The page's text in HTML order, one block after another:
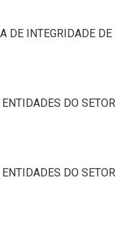
DE INTEGRIDADE DE
DO SETOR
DO SETOR